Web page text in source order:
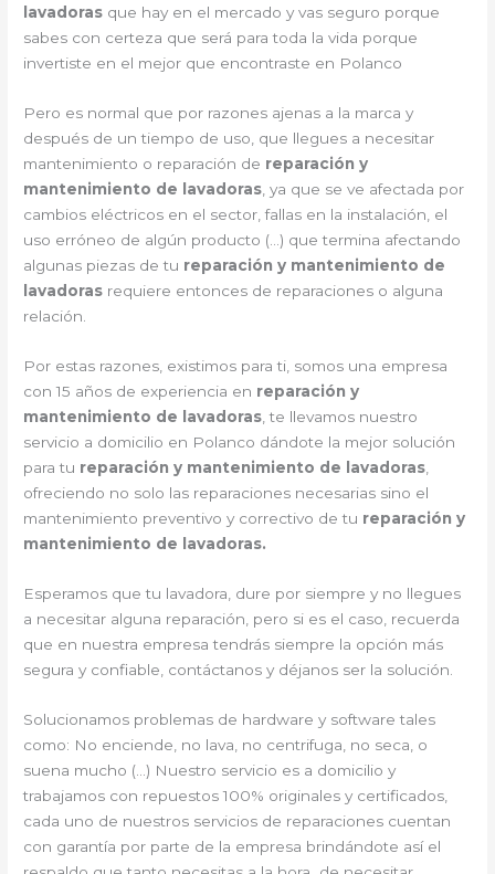
lavadoras que hay en el mercado y vas seguro porque
sabes con certeza que será para toda la vida porque
invertiste en el mejor que encontraste en Polanco
Pero es normal que por razones ajenas a la marca y
después de un tiempo de uso, que llegues a necesitar
mantenimiento o reparación de reparación y
mantenimiento de lavadoras , ya que se ve afectada por
cambios eléctricos en el sector, fallas en la instalación, el
uso erróneo de algún producto (…) que termina afectando
algunas piezas de tu reparación y mantenimiento de
lavadoras requiere entonces de reparaciones o alguna
relación.
Por estas razones, existimos para ti, somos una empresa
con 15 años de experiencia en reparación y
mantenimiento de lavadoras , te llevamos nuestro
servicio a domicilio en Polanco dándote la mejor solución
para tu reparación y mantenimiento de lavadoras
ofreciendo no solo las reparaciones necesarias sino el
mantenimiento preventivo y correctivo de tu reparación y
mantenimiento de lavadoras.
Esperamos que tu lavadora, dure por siempre y no llegues
a necesitar alguna reparación, pero si es el caso, recuerda
que en nuestra empresa tendrás siempre la opción más
segura y confiable, contáctanos y déjanos ser la solución.
Solucionamos problemas de hardware y software tales
como: No enciende, no lava, no centrifuga, no seca, o
suena mucho (…) Nuestro servicio es a domicilio y
trabajamos con repuestos 100% originales y certificados,
cada uno de nuestros servicios de reparaciones cuentan
con garantía por parte de la empresa brindándote así el